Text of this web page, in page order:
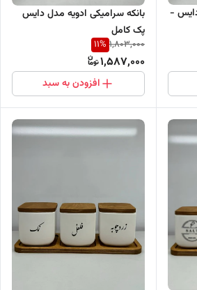
-
بانکه سرامیکی ادویه مدل دایس
پک کامل
1,803,000
11%
1,587,000
افزودن به سبد